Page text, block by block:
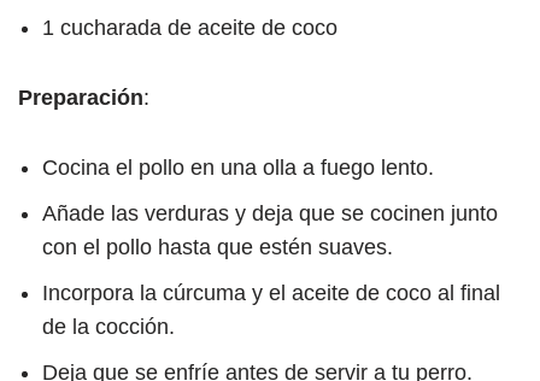
1 cucharada de aceite de coco
Preparación:
Cocina el pollo en una olla a fuego lento.
Añade las verduras y deja que se cocinen junto
con el pollo hasta que estén suaves.
Incorpora la cúrcuma y el aceite de coco al final
de la cocción.
Deja que se enfríe antes de servir a tu perro.